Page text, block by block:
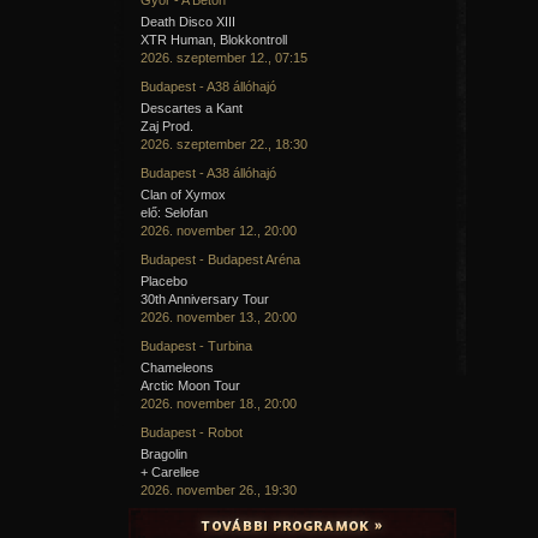
Death Disco XIII
XTR Human, Blokkontroll
2026. szeptember 12., 07:15
Budapest - A38 állóhajó
Descartes a Kant
Zaj Prod.
2026. szeptember 22., 18:30
Budapest - A38 állóhajó
Clan of Xymox
elő: Selofan
2026. november 12., 20:00
Budapest - Budapest Aréna
Placebo
30th Anniversary Tour
2026. november 13., 20:00
Budapest - Turbina
Chameleons
Arctic Moon Tour
2026. november 18., 20:00
Budapest - Robot
Bragolin
+ Carellee
2026. november 26., 19:30